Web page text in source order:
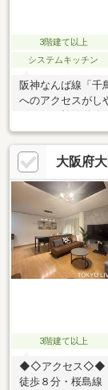
3階建て以上
システムキッチン
阪神なんば線「千
へのアクセスがし
りつつも幹線道
魅力 飲食店、生
す！---車庫スペー
楽々！広々
す。納戸スペース
可！床暖房も完
大阪府
3階建て以上
◆◇アクセス◇◆３
徒歩８分・桜島線